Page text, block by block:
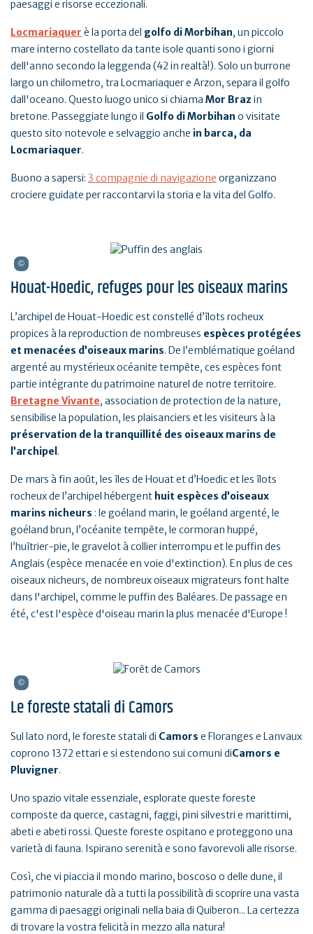
paesaggi e risorse eccezionali.
Locmariaquer è la porta del golfo di Morbihan, un piccolo
mare interno costellato da tante isole quanti sono i giorni
dell'anno secondo la leggenda (42 in realtà!). Solo un burrone
largo un chilometro, tra Locmariaquer e Arzon, separa il golfo
dall'oceano. Questo luogo unico si chiama Mor Braz in
bretone. Passeggiate lungo il Golfo di Morbihan o visitate
questo sito notevole e selvaggio anche in barca, da
Locmariaquer.
Buono a sapersi: 3 compagnie di navigazione organizzano
crociere guidate per raccontarvi la storia e la vita del Golfo.
Houat-Hoedic, refuges pour les oiseaux marins
L’archipel de Houat-Hoedic est constellé d’îlots rocheux
propices à la reproduction de nombreuses espèces protégées
et menacées d’oiseaux marins. De l’emblématique goéland
argenté au mystérieux océanite tempête, ces espèces font
partie intégrante du patrimoine naturel de notre territoire.
Bretagne Vivante, association de protection de la nature,
sensibilise la population, les plaisanciers et les visiteurs à la
préservation de la tranquillité des oiseaux marins de
l’archipel .
De mars à fin août, les îles de Houat et d’Hoedic et les îlots
rocheux de l’archipel hébergent huit espèces d’oiseaux
marins nicheurs : le goéland marin, le goéland argenté, le
goéland brun, l’océanite tempête, le cormoran huppé,
l’huîtrier-pie, le gravelot à collier interrompu et le puffin des
Anglais (espèce menacée en voie d'extinction). En plus de ces
oiseaux nicheurs, de nombreux oiseaux migrateurs font halte
dans l'archipel, comme le puffin des Baléares. De passage en
été, c'est l'espèce d'oiseau marin la plus menacée d'Europe !
Le foreste statali di Camors
Sul lato nord, le foreste statali di Camors e Floranges e Lanvaux
coprono 1372 ettari e si estendono sui comuni diCamors e
Pluvigner.
Uno spazio vitale essenziale, esplorate queste foreste
composte da querce, castagni, faggi, pini silvestri e marittimi,
abeti e abeti rossi. Queste foreste ospitano e proteggono una
varietà di fauna. Ispirano serenità e sono favorevoli alle risorse.
Così, che vi piaccia il mondo marino, boscoso o delle dune, il
patrimonio naturale dà a tutti la possibilità di scoprire una vasta
gamma di paesaggi originali nella baia di Quiberon... La certezza
di trovare la vostra felicità in mezzo alla natura!